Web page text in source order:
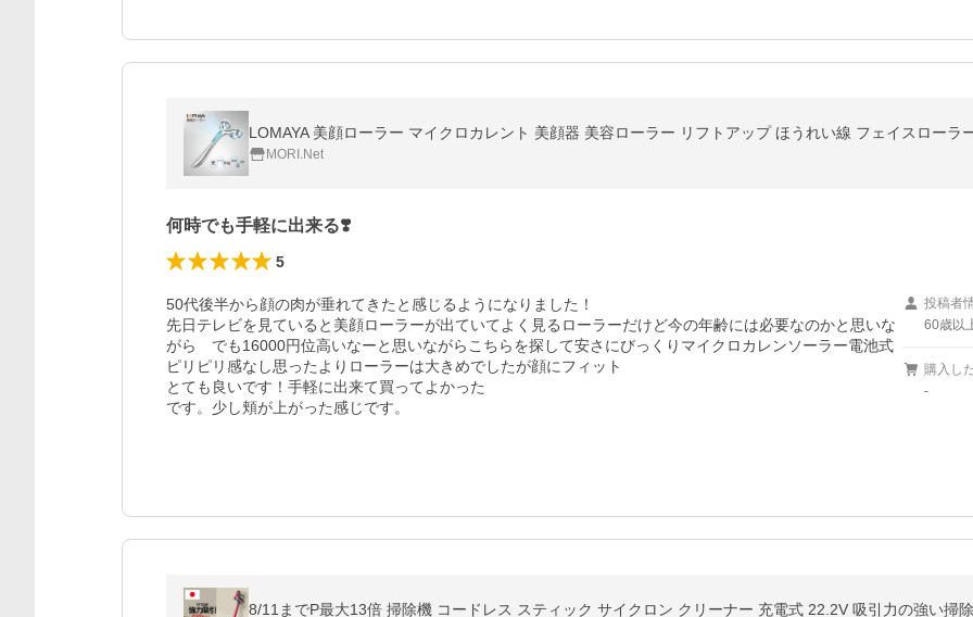
MORI.Net
何時でも手軽に出来る❣️
5
50代後半から顔の肉が垂れてきたと感じるようになりました！
先日テレビを見ていると美顔ローラーが出ていてよく見るローラーだけど今の年齢には必要なのかと思いな
がら　でも16000円位高いなーと思いながらこちらを探して安さにびっくりマイクロカレンソーラー電池式
ピリピリ感なし思ったよりローラーは大きめでしたが顔にフィット
とても良いです！手軽に出来て買ってよかった
です。少し頬が上がった感じです。
投稿者
60歳以
購入し
-
8/11までP最大13倍 掃除機 コードレス スティック サイクロン クリーナー 充電式 22.2V 吸引力の強い掃